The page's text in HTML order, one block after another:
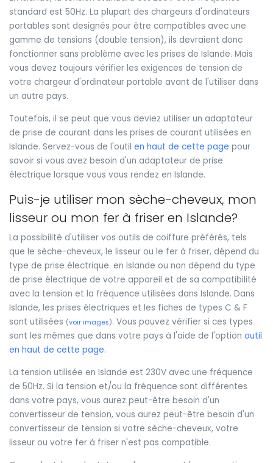
standard est 50Hz. La plupart des chargeurs d'ordinateurs
portables sont designés pour être compatibles avec une
gamme de tensions (double tension), ils devraient donc
fonctionner sans problème avec les prises de Islande. Mais
vous devez toujours vérifier les exigences de tension de
votre chargeur d'ordinateur portable avant de l'utiliser dans
un autre pays.
Toutefois, il se peut que vous deviez utiliser un adaptateur
de prise de courant dans les prises de courant utilisées en
Islande. Servez-vous de l'outil en haut de cette page pour
savoir si vous avez besoin d'un adaptateur de prise
électrique lorsque vous vous rendez en Islande.
Puis-je utiliser mon sèche-cheveux, mon
lisseur ou mon fer à friser en Islande?
La possibilité d'utiliser vos outils de coiffure préférés, tels
que le sèche-cheveux, le lisseur ou le fer à friser, dépend du
type de prise électrique. en Islande ou non dépend du type
de prise électrique de votre appareil et de sa compatibilité
avec la tension et la fréquence utilisées dans Islande. Dans
Islande, les prises électriques et les fiches de types C & F
sont utilisées (voir images). Vous pouvez vérifier si ces types
sont les mêmes que dans votre pays à l'aide de l'option outil
en haut de cette page.
La tension utilisée en Islande est 230V avec une fréquence
de 50Hz. Si la tension et/ou la fréquence sont différentes
dans votre pays, vous aurez peut-être besoin d'un
convertisseur de tension, vous aurez peut-être besoin d'un
convertisseur de tension si votre sèche-cheveux, votre
lisseur ou votre fer à friser n'est pas compatible.